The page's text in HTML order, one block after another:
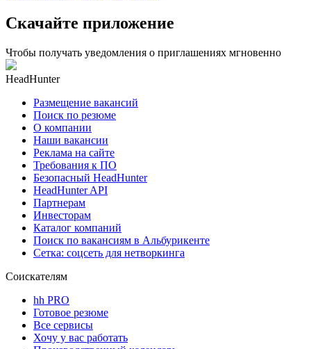
Скачайте приложение
Чтобы получать уведомления о приглашениях мгновенно
HeadHunter
Размещение вакансий
Поиск по резюме
О компании
Наши вакансии
Реклама на сайте
Требования к ПО
Безопасный HeadHunter
HeadHunter API
Партнерам
Инвесторам
Каталог компаний
Поиск по вакансиям в Альбурикенте
Сетка: соцсеть для нетворкинга
Соискателям
hh PRO
Готовое резюме
Все сервисы
Хочу у вас работать